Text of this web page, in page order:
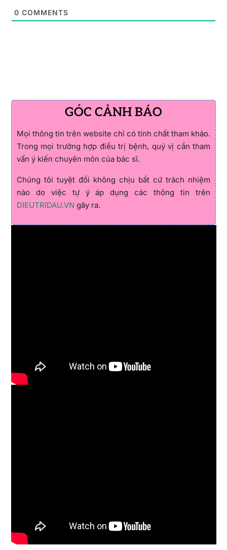
0 COMMENTS
GÓC CẢNH BÁO
Mọi thông tin trên website chỉ có tính chất tham khảo.
Trong mọi trường hợp điều trị bệnh, quý vị cần tham
vấn ý kiến chuyên môn của bác sĩ.
Chúng tôi tuyệt đối không chịu bất cứ trách nhiệm
nào do việc tự ý áp dụng các thông tin trên
DIEUTRIDAU.VN gây ra.